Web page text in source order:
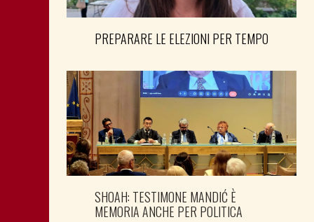
PREPARARE LE ELEZIONI PER TEMPO
SHOAH: TESTIMONE MANDIĆ È
MEMORIA ANCHE PER POLITICA